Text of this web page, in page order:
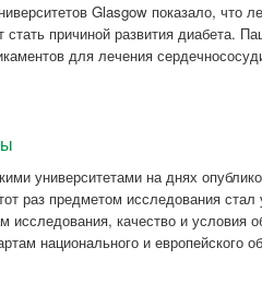
Glasgow показало, что
причиной развития диабета.
для лечения
университетами на днях
раз предметом исследования стал
исследования, качество и условия
национального и европейского